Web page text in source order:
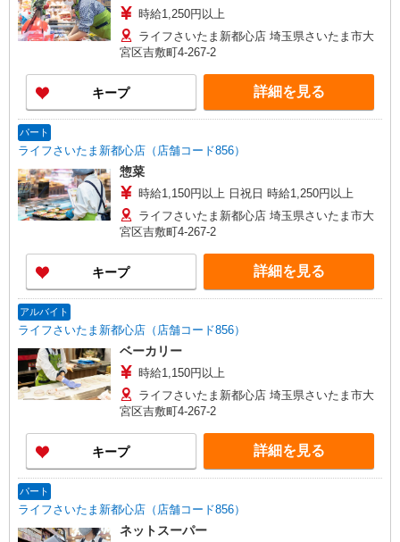
時給1,250円以上
ライフさいたま新都心店 埼玉県さいたま市大
宮区吉敷町4-267-2
キープ 詳細を見る
パート
ライフさいたま新都心店（店舗コード856）
惣菜
時給1,150円以上 日祝日 時給1,250円以上
ライフさいたま新都心店 埼玉県さいたま市大
宮区吉敷町4-267-2
キープ 詳細を見る
アルバイト
ライフさいたま新都心店（店舗コード856）
ベーカリー
時給1,150円以上
ライフさいたま新都心店 埼玉県さいたま市大
宮区吉敷町4-267-2
キープ 詳細を見る
パート
ライフさいたま新都心店（店舗コード856）
ネットスーパー